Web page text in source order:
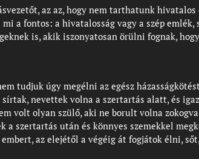
az az, hogy nem tarthatunk hivatalos
a fontos: a hivatalosság vagy a szép emlék,
is, akik iszonyatosan örülni fognak,
tudjuk úgy megélni az egész
nevettek volna a szertartás alatt, és
volt olyan szülő, aki ne borult volna
szertartás után és könnyes szemekkel
az elejétől a végéig át fogjátok élni,